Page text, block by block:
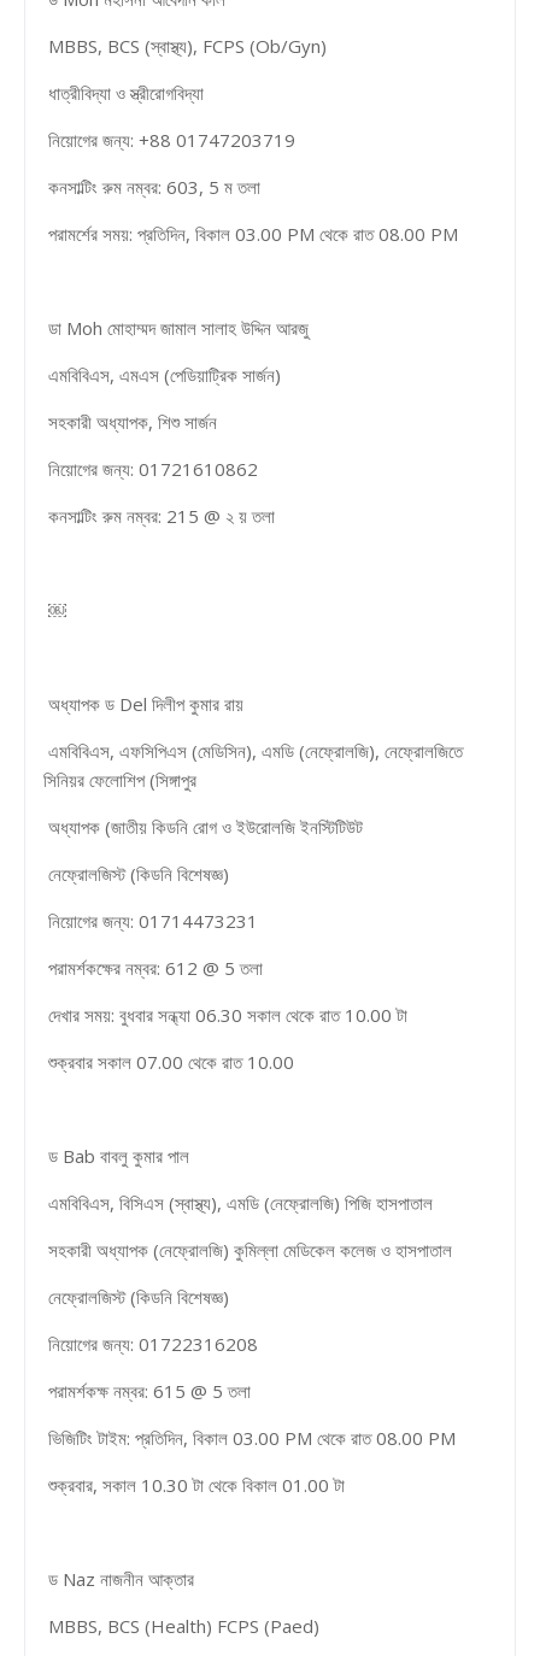
MBBS, BCS (স্বাস্থ্য), FCPS (Ob/Gyn)
ধাত্রীবিদ্যা ও স্ত্রীরোগবিদ্যা
নিয়োগের জন্য: +88 01747203719
কনসাল্টিং রুম নম্বর: 603, 5 ম তলা
পরামর্শের সময়: প্রতিদিন, বিকাল 03.00 PM থেকে রাত 08.00 PM
ডা Moh মোহাম্মদ জামাল সালাহ উদ্দিন আরজু
এমবিবিএস, এমএস (পেডিয়াট্রিক সার্জন)
সহকারী অধ্যাপক, শিশু সার্জন
নিয়োগের জন্য: 01721610862
কনসাল্টিং রুম নম্বর: 215 @ ২ য় তলা
￼
অধ্যাপক ড Del দিলীপ কুমার রায়
এমবিবিএস, এফসিপিএস (মেডিসিন), এমডি (নেফ্রোলজি), নেফ্রোলজিতে
সিনিয়র ফেলোশিপ (সিঙ্গাপুর
অধ্যাপক (জাতীয় কিডনি রোগ ও ইউরোলজি ইনস্টিটিউট
নেফ্রোলজিস্ট (কিডনি বিশেষজ্ঞ)
নিয়োগের জন্য: 01714473231
পরামর্শকক্ষের নম্বর: 612 @ 5 তলা
দেখার সময়: বুধবার সন্ধ্যা 06.30 সকাল থেকে রাত 10.00 টা
শুক্রবার সকাল 07.00 থেকে রাত 10.00
ড Bab বাবলু কুমার পাল
এমবিবিএস, বিসিএস (স্বাস্থ্য), এমডি (নেফ্রোলজি) পিজি হাসপাতাল
সহকারী অধ্যাপক (নেফ্রোলজি) কুমিল্লা মেডিকেল কলেজ ও হাসপাতাল
নেফ্রোলজিস্ট (কিডনি বিশেষজ্ঞ)
নিয়োগের জন্য: 01722316208
পরামর্শকক্ষ নম্বর: 615 @ 5 তলা
ভিজিটিং টাইম: প্রতিদিন, বিকাল 03.00 PM থেকে রাত 08.00 PM
শুক্রবার, সকাল 10.30 টা থেকে বিকাল 01.00 টা
ড Naz নাজনীন আক্তার
MBBS, BCS (Health) FCPS (Paed)